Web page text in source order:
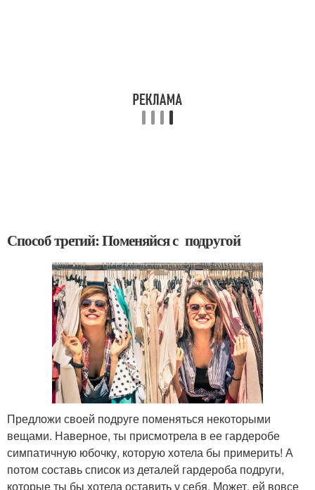
Способ третий: Поменяйся с подругой
Предложи своей подруге поменяться некоторыми
вещами. Наверное, ты присмотрела в ее гардеробе
симпатичную юбочку, которую хотела бы примерить! А
потом составь список из деталей гардероба подруги,
которые ты бы хотела оставить у себя. Может, ей вовсе